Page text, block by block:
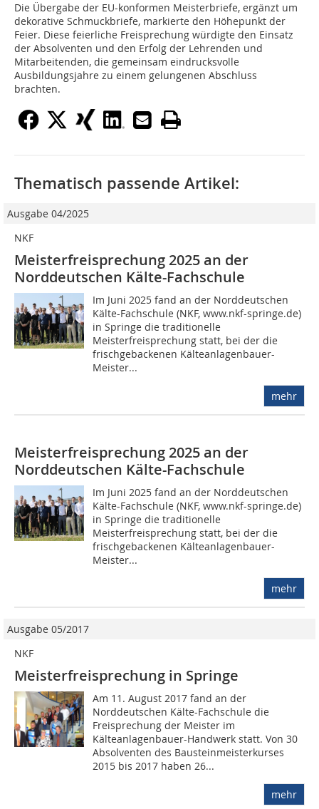
Die Übergabe der EU-konformen Meisterbriefe, ergänzt um
dekorative Schmuckbriefe, markierte den Höhepunkt der
Feier. Diese feierliche Freisprechung würdigte den Einsatz
der Absolventen und den Erfolg der Lehrenden und
Mitarbeitenden, die gemeinsam eindrucksvolle
Ausbildungsjahre zu einem gelungenen Abschluss
brachten.
Thematisch passende Artikel:
Ausgabe 04/2025
NKF
Meisterfreisprechung 2025 an der
Norddeutschen Kälte-Fachschule
Im Juni 2025 fand an der Norddeutschen
Kälte-Fachschule (NKF, www.nkf-springe.de)
in Springe die traditionelle
Meisterfreisprechung statt, bei der die
frischgebackenen Kälteanlagenbauer-
Meister...
mehr
Meisterfreisprechung 2025 an der
Norddeutschen Kälte-Fachschule
Im Juni 2025 fand an der Norddeutschen
Kälte-Fachschule (NKF, www.nkf-springe.de)
in Springe die traditionelle
Meisterfreisprechung statt, bei der die
frischgebackenen Kälteanlagenbauer-
Meister...
mehr
Ausgabe 05/2017
NKF
Meisterfreisprechung in Springe
Am 11. August 2017 fand an der
Norddeutschen Kälte-Fachschule die
Freisprechung der Meister im
Kälteanlagenbauer-Handwerk statt. Von 30
Absolventen des Bausteinmeisterkurses
2015 bis 2017 haben 26...
mehr